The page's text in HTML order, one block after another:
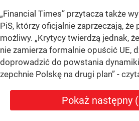
„Financial Times” przytacza także
PiS, którzy oficjalnie zaprzeczają, że
możliwy. „Krytycy twierdzą jednak,
nie zamierza formalnie opuścić UE,
doprowadzić do powstania
zepchnie Polskę na drugi plan” -
Pokaż następny